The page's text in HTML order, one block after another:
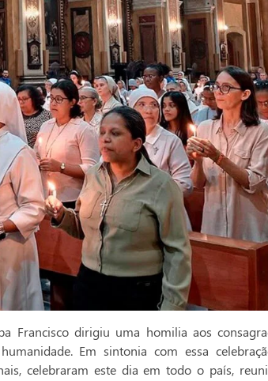
Francisco dirigiu uma homilia aos
Em sintonia com essa
celebraram este dia em todo o país,